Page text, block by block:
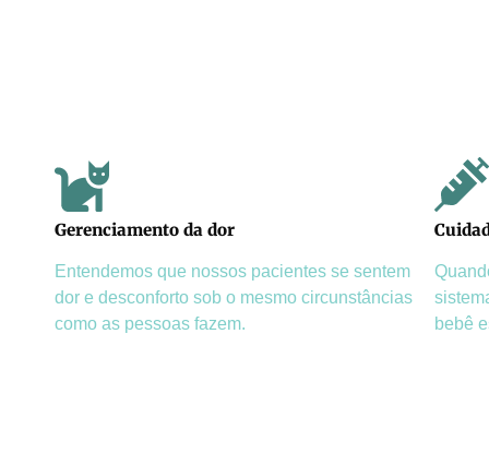
Gerenciamento da dor
Entendemos que nossos pacientes se sentem
dor e desconforto sob o mesmo circunstâncias
como as pessoas fazem.
bebê